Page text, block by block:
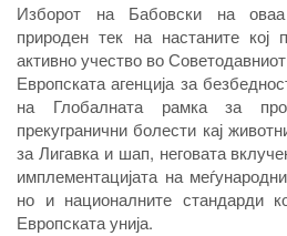
Изборот на Бабовски на оваа
природен тек на настаните кој
активно учество во
Европската агенција за
на Глобалната рамка за
прекугранични болести кај
за Лигавка и шап, неговата
имплементацијата на
но и националните стандарди
Европската унија.